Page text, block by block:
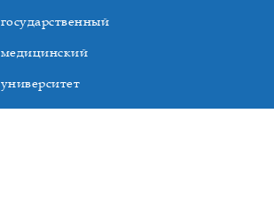
государственный
медицинский
университет